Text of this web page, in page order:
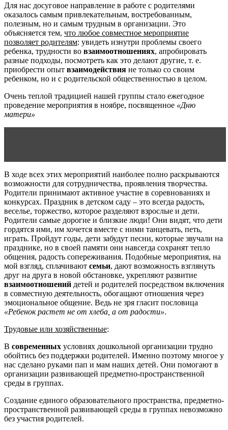
Для нас досуговое направление в работе с родителями
оказалось самым привлекательным, востребованным,
полезным, но и самым трудным в организации. Это
объясняется тем, что любое совместное мероприятие
позволяет родителям: увидеть изнутри проблемы своего
ребенка, трудности во взаимоотношениях, апробировать
разные подходы, посмотреть как это делают другие, т. е.
приобрести опыт взаимодействия не только со своим
ребенком, но и с родительской общественностью в целом.
Очень теплой традицией нашей группы стало ежегодное
проведение мероприятия в ноябре, посвященное «Дню
матери»
В ходе всех этих мероприятий наиболее полно раскрываются
возможности для сотрудничества, проявления творчества.
Родители принимают активное участие в соревнованиях и
конкурсах. Праздник в детском саду – это всегда радость,
веселье, торжество, которое разделяют взрослые и дети.
Родители самые дорогие и близкие люди! Они видят, что дети
гордятся ими, им хочется вместе с ними танцевать, петь,
играть. Пройдут годы, дети забудут песни, которые звучали на
празднике, но в своей памяти они навсегда сохранят тепло
общения, радость сопереживания. Подобные мероприятия, на
мой взгляд, сплачивают семьи, дают возможность взглянуть
друг на друга в новой обстановке, укрепляют развитие
взаимоотношений детей и родителей посредством включения
в совместную деятельность, обогащают отношения через
эмоциональное общение. Ведь не зря гласит пословица
«Ребенок растет не от хлеба, а от радости».
Трудовые или хозяйственные:
В современных условиях дошкольной организации трудно
обойтись без поддержки родителей. Именно поэтому многое у
нас сделано руками пап и мам наших детей. Они помогают в
организации развивающей предметно-пространственной
среды в группах.
Создание единого образовательного пространства, предметно-
пространственной развивающей среды в группах невозможно
без участия родителей.